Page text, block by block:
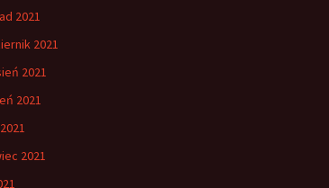
2021
2021
2021
2021
2021